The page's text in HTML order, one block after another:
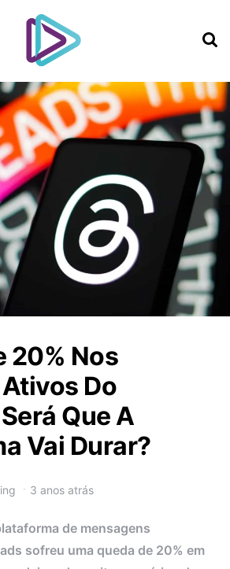
20% Nos
Do
Que A
Vai Durar?
3 anos atrás
de mensagens
sofreu uma queda de 20% em